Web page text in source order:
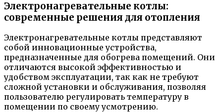
Электронагревательные котлы:
современные решения для отопления
Электронагревательные котлы представляют
собой инновационные устройства,
предназначенные для обогрева помещений. Они
отличаются высокой эффективностью и
удобством эксплуатации, так как не требуют
сложной установки и обслуживания, позволяя
пользователю регулировать температуру в
помещении по своему усмотрению.